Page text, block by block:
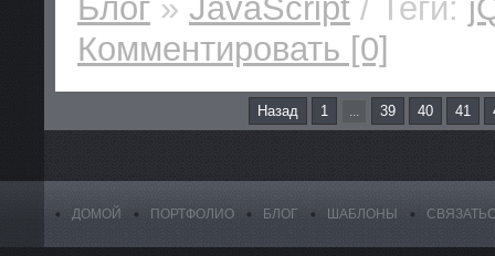
Блог » JavaScript / Теги:
Комментировать [0]
Назад 1 ... 39 40 41
ДОМОЙ ПОРТФОЛИО БЛОГ ШАБЛОНЫ